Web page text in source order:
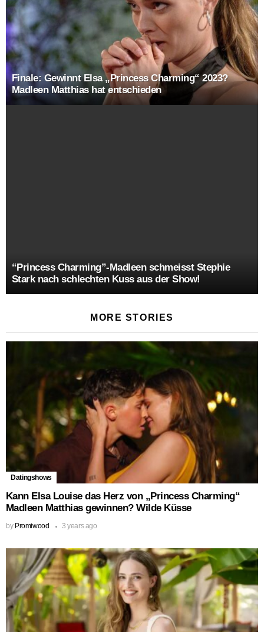
Finale: Gewinnt Elsa „Princess Charming“ 2023?
Madleen Matthias hat entschieden
“Princess Charming”-Madleen schmeisst Stephie
Stark nach schlechten Kuss aus der Show!
MORE STORIES
Datingshows
Kann Elsa Louise das Herz von „Princess Charming“
Madleen Matthias gewinnen? Wilde Küsse
by Promiwood 3 years ago